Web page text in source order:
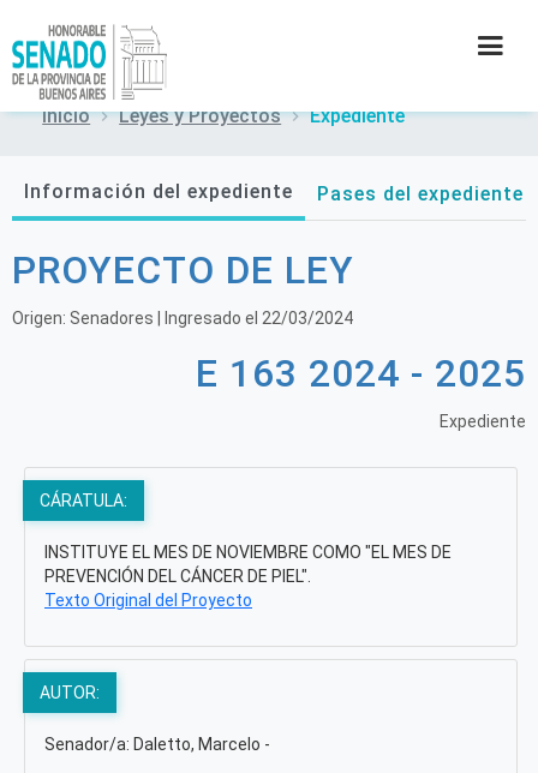
SECRETARÍAS
PRENSA
Inicio Leyes y Proyectos Expediente
Información del expediente Pases del expediente
PROYECTO DE LEY
Origen: Senadores | Ingresado el 22/03/2024
E 163 2024 - 2025
Expediente
CÁRATULA:
INSTITUYE EL MES DE NOVIEMBRE COMO "EL MES DE
PREVENCIÓN DEL CÁNCER DE PIEL".
Texto Original del Proyecto
AUTOR:
Senador/a: Daletto, Marcelo -